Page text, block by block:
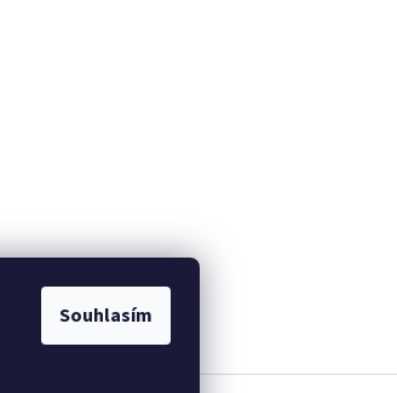
Souhlasím